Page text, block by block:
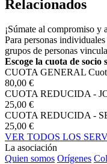
Relacionados
¡Súmate al compromiso y
Para personas
grupos de personas
Escoge la cuota de socio
CUOTA GENERAL
80,00 €
CUOTA REDUCIDA -
25,00 €
CUOTA REDUCIDA -
25,00 €
VER TODOS LOS
La asociación
Quien somos Orígenes